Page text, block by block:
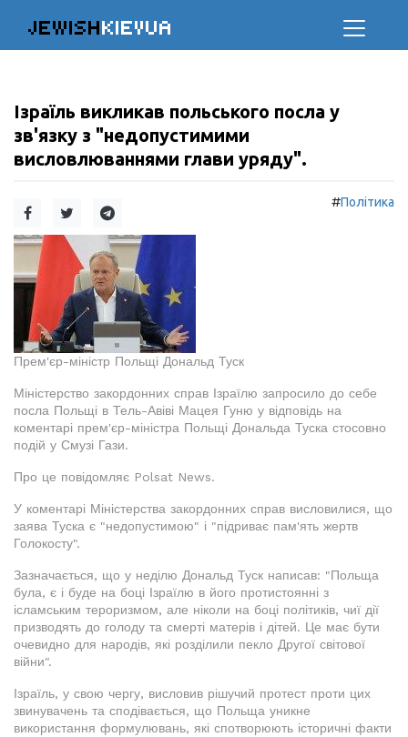
JEWISHKIEVUA
Ізраїль викликав польського посла у
зв'язку з "недопустимими
висловлюваннями глави уряду".
#Політика
Прем'єр-міністр Польщі Дональд Туск
Міністерство закордонних справ Ізраїлю запросило до себе
посла Польщі в Тель-Авіві Мацея Гуню у відповідь на
коментарі прем'єр-міністра Польщі Дональда Туска стосовно
подій у Смузі Гази.
Про це повідомляє Polsat News.
У коментарі Міністерства закордонних справ висловилися, що
заява Туска є "недопустимою" і "підриває пам'ять жертв
Голокосту".
Зазначається, що у неділю Дональд Туск написав: "Польща
була, є і буде на боці Ізраїлю в його протистоянні з
ісламським тероризмом, але ніколи на боці політиків, чиї дії
призводять до голоду та смерті матерів і дітей. Це має бути
очевидно для народів, які розділили пекло Другої світової
війни".
Ізраїль, у свою чергу, висловив рішучий протест проти цих
звинувачень та сподівається, що Польща уникне
використання формулювань, які спотворюють історичні факти